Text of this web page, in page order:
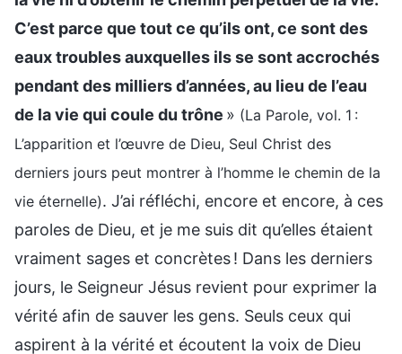
C’est parce que tout ce qu’ils ont, ce sont des
eaux troubles auxquelles ils se sont accrochés
pendant des milliers d’années, au lieu de l’eau
de la vie qui coule du trône » (La Parole, vol. 1 :
L’apparition et l’œuvre de Dieu, Seul Christ des
derniers jours peut montrer à l’homme le chemin de la
vie éternelle). J’ai réfléchi, encore et encore, à ces
paroles de Dieu, et je me suis dit qu’elles étaient
vraiment sages et concrètes ! Dans les derniers
jours, le Seigneur Jésus revient pour exprimer la
vérité afin de sauver les gens. Seuls ceux qui
aspirent à la vérité et écoutent la voix de Dieu